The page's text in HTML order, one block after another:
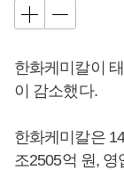
한화케미칼이
이 감소했다.
한화케미칼은
조2505억 원,